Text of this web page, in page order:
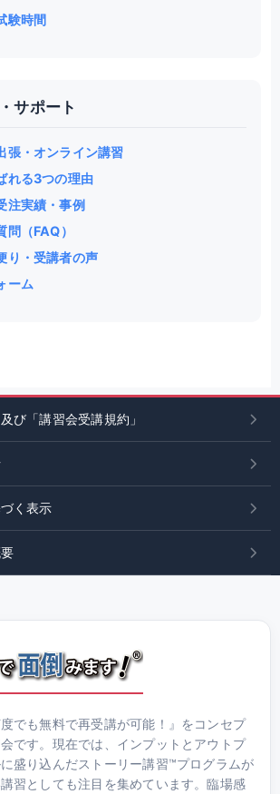
験時間
サポート
張・オンライン講習
れる3つの理由
注実績・事例
問（FAQ）
り・受講者の声
ーム
び「講習会受講規約」
く表示
度でも無料で再受講が可能！』をコンセプ
です。現在では、インプットとアウトプ
盛り込んだストーリー講習™プログラムが
習としても注目を集めています。臨場感